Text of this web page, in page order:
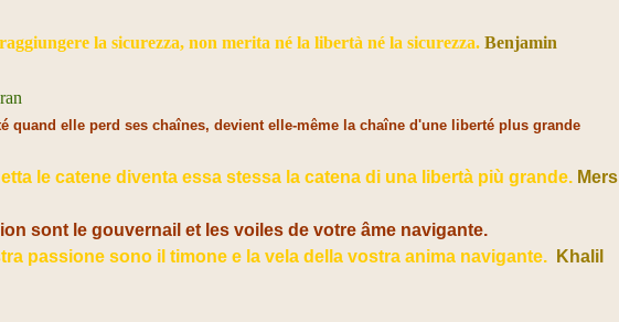
la sicurezza, non merita né la libertà né la sicurezza.Benjamin
quand elle perd ses chaînes, devient elle-même la chaîne d'une liberté plus grande
le catene diventa essa stessa la catena di una libertà più grande. Mers
sont le gouvernail et les voiles de votre âme navigante.
passione sono il timone e la vela della vostra anima navigante.
Khalil